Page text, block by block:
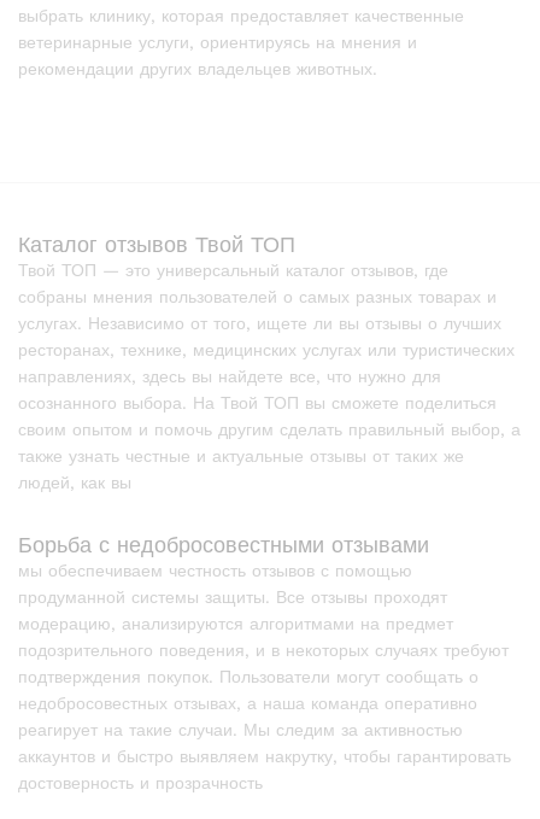
выбрать клинику, которая предоставляет качественные
ветеринарные услуги, ориентируясь на мнения и
рекомендации других владельцев животных.
Каталог отзывов Твой ТОП
Твой ТОП — это универсальный каталог отзывов, где
собраны мнения пользователей о самых разных товарах и
услугах. Независимо от того, ищете ли вы отзывы о лучших
ресторанах, технике, медицинских услугах или туристических
направлениях, здесь вы найдете все, что нужно для
осознанного выбора. На Твой ТОП вы сможете поделиться
своим опытом и помочь другим сделать правильный выбор, а
также узнать честные и актуальные отзывы от таких же
людей, как вы
Борьба с недобросовестными отзывами
мы обеспечиваем честность отзывов с помощью
продуманной системы защиты. Все отзывы проходят
модерацию, анализируются алгоритмами на предмет
подозрительного поведения, и в некоторых случаях требуют
подтверждения покупок. Пользователи могут сообщать о
недобросовестных отзывах, а наша команда оперативно
реагирует на такие случаи. Мы следим за активностью
аккаунтов и быстро выявляем накрутку, чтобы гарантировать
достоверность и прозрачность